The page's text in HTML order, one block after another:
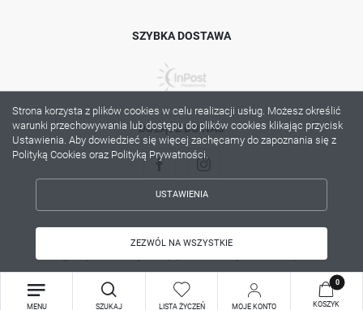
SZYBKA DOSTAWA
DOŁĄCZ DO NAS
Copyright by lama.com.pl
MENU SZUKAJ LISTA ŻYCZEŃ MOJE KONTO
0
KOSZYK
Strona korzysta z plików cookies w celu realizacji usług. Możesz określić
warunki przechowywania lub dostępu do plików cookies klikając przycisk
Ustawienia. Aby dowiedzieć się więcej zachęcamy do zapoznania się z
Polityką Cookies oraz Polityką Prywatności.
USTAWIENIA
ZEZWÓL NA WSZYSTKIE
ZEZWÓL NA WSZYSTKIE